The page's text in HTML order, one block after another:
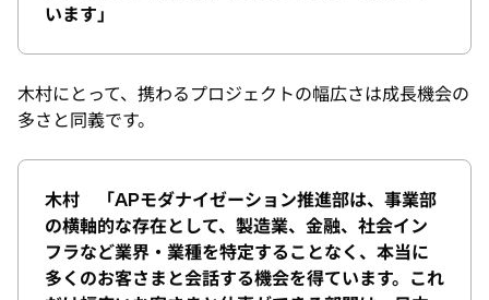
います」
木村にとって、携わるプロジェクトの幅広さは成長機会の
多さと同義です。
木村 「APモダナイゼーション推進部は、事業部
の横軸的な存在として、製造業、金融、社会イン
フラなど業界・業種を特定することなく、本当に
多くのお客さまと会話する機会を得ています。これ